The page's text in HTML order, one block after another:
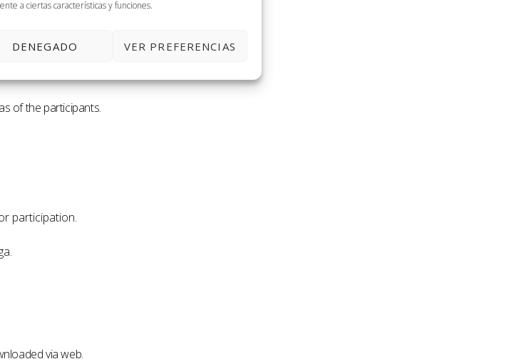
a ciertas características y funciones.
DENEGADO VER PREFERENCIAS
conditions.
of the participants.
participation.
via web.